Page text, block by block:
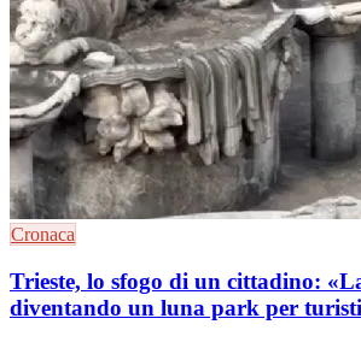
Cronaca
Trieste, lo sfogo di un cittadino:
diventando un luna park per